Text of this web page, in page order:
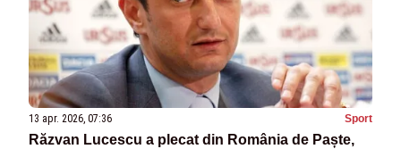
13 apr. 2026, 07:36 Sport
Răzvan Lucescu a plecat din România de Paște,